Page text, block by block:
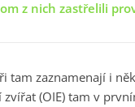
z nich zastřelili
zaznamenají i
(OIE) tam v